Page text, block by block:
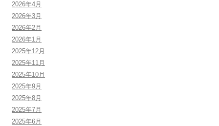
2026年4月
2026年3月
2026年2月
2026年1月
2025年12月
2025年11月
2025年10月
2025年9月
2025年8月
2025年7月
2025年6月